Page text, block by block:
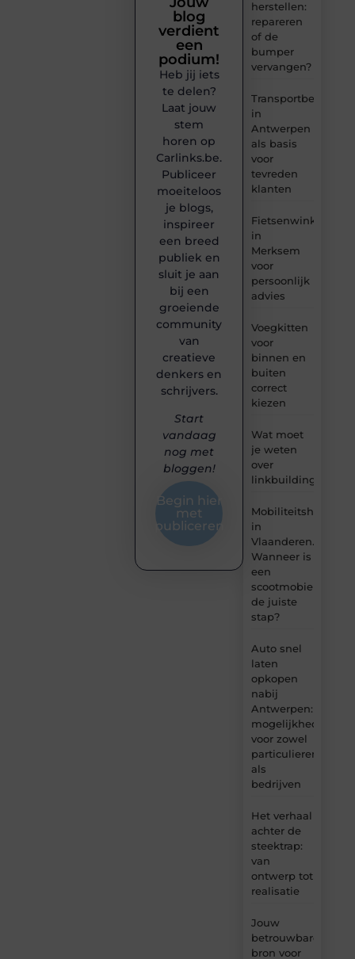
herstellen:
repareren
of de
bumper
vervangen?
Transportbedrijf
in
Antwerpen
als basis
voor
tevreden
klanten
Fietsenwinkel
in
Merksem
voor
persoonlijk
advies
Voegkitten
voor
binnen en
buiten
correct
kiezen
Wat moet
je weten
over
linkbuilding?
in
Vlaanderen.
Wanneer is
een
scootmobiel
de juiste
stap?
Auto snel
laten
opkopen
nabij
Antwerpen:
mogelijkheden
voor zowel
particulieren
als
bedrijven
Het verhaal
achter de
steektrap:
van
ontwerp tot
realisatie
Jouw
betrouwbare
bron voor
blog
verdient
een
podium!
Heb jij iets
te delen?
Laat jouw
stem
horen op
Carlinks.be.
Publiceer
moeiteloos
je blogs,
inspireer
een breed
publiek en
sluit je aan
bij een
groeiende
community
van
creatieve
denkers en
schrijvers.
Start
vandaag
nog met
bloggen!
Begin hier
met
publiceren